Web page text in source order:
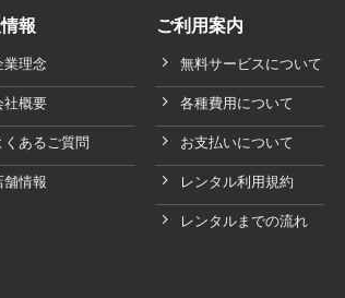
報
業理念
社概要
くあるご質問
舗情報
ご利用案内
無料サービスについて
各種費用について
お支払いについて
レンタル利用規約
レンタルまでの流れ